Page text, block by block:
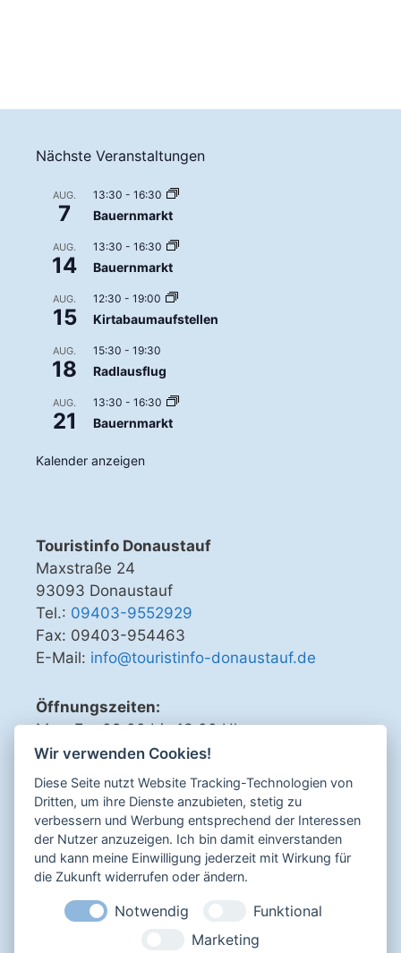
Nächste Veranstaltungen
AUG.
7
13:30 - 16:30
Bauernmarkt
AUG.
14
13:30 - 16:30
Bauernmarkt
AUG.
15
12:30 - 19:00
Kirtabaumaufstellen
AUG.
18
15:30 - 19:30
Radlausflug
AUG.
21
13:30 - 16:30
Bauernmarkt
Kalender anzeigen
Touristinfo Donaustauf
Maxstraße 24
93093 Donaustauf
Tel.: 09403-9552929
Fax: 09403-954463
E-Mail: info@touristinfo-donaustauf.de
Öffnungszeiten:
Mo - Fr 09.00 bis 13.00 Uhr
Di, Do, Fr 15.00 bis 18.00 Uhr
Sicher bezahlen mit
Impressum
Wir verwenden Cookies!
Diese Seite nutzt Website Tracking-Technologien von
Dritten, um ihre Dienste anzubieten, stetig zu
verbessern und Werbung entsprechend der Interessen
der Nutzer anzuzeigen. Ich bin damit einverstanden
und kann meine Einwilligung jederzeit mit Wirkung für
die Zukunft widerrufen oder ändern.
Notwendig
Funktional
Marketing